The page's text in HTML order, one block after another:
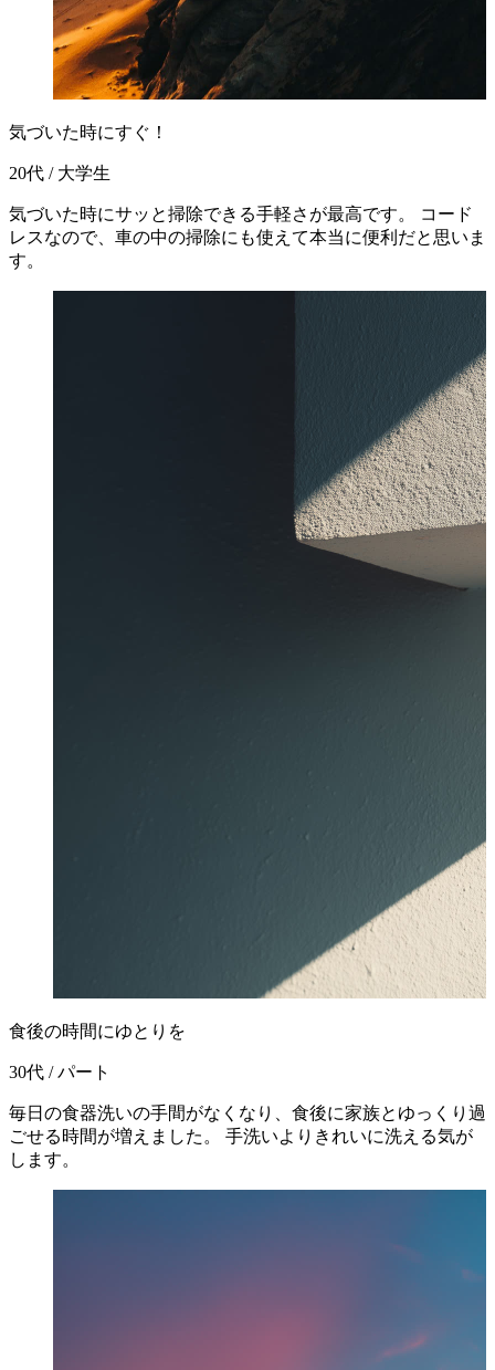
気づいた時にすぐ！
20代 / 大学生
気づいた時にサッと掃除できる手軽さが最高です。 コード
レスなので、車の中の掃除にも使えて本当に便利だと思いま
す。
食後の時間にゆとりを
30代 / パート
毎日の食器洗いの手間がなくなり、食後に家族とゆっくり過
ごせる時間が増えました。 手洗いよりきれいに洗える気が
します。